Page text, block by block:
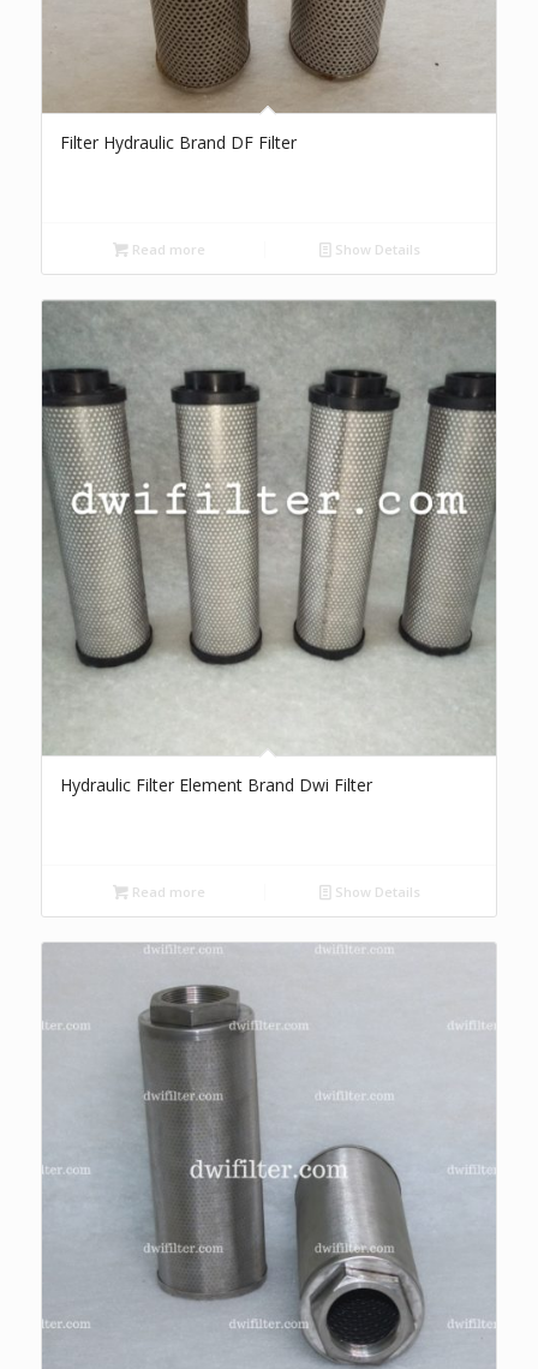
Filter Hydraulic Brand DF Filter
Read more Show Details
Hydraulic Filter Element Brand Dwi Filter
Read more Show Details